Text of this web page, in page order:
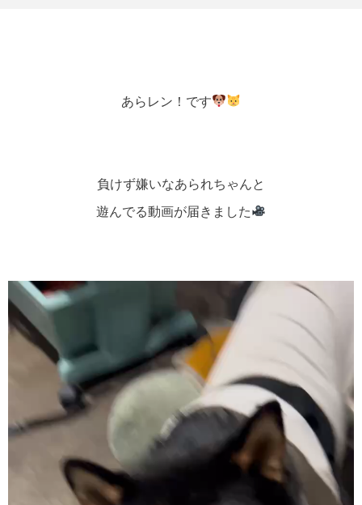
あらレン！です
負けず嫌いなあられちゃんと
遊んでる動画が届きました
画
プ
レ
ー
ー